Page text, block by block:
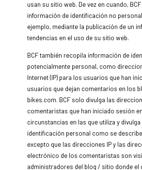
usan su sitio web. De vez en cuando,
información de identificación no
ejemplo, mediante la publicación de un
tendencias en el uso de su sitio web.
BCF también recopila información de
potencialmente personal, como
Internet (IP) para los usuarios que han
usuarios que dejan comentarios en los
bikes.com. BCF solo divulga las
comentaristas que han iniciado sesión
circunstancias en las que utiliza y
identificación personal como se
excepto que las direcciones IP y las
electrónico de los comentaristas son
administradores del blog / sitio donde el